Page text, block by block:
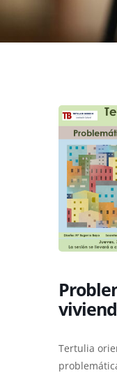
Publicaciones Nueva
Tertulia